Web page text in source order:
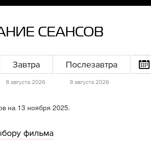
СЕАНСОВ
Завтра
8 августа 2026
Послезавтра
9 августа 2026
на 13 ноября 2025.
фильма